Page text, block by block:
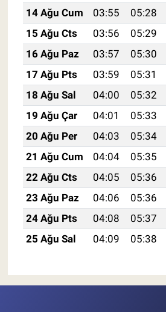
14 Ağu Cum
03:55 05:28
15 Ağu Cts
03:56 05:29
16 Ağu Paz
03:57 05:30
17 Ağu Pts
03:59 05:31
18 Ağu Sal
04:00 05:32
19 Ağu Çar
04:01 05:33
20 Ağu Per
04:03 05:34
21 Ağu Cum
04:04 05:35
22 Ağu Cts
04:05 05:36
23 Ağu Paz
04:06 05:36
24 Ağu Pts
04:08 05:37
25 Ağu Sal
04:09 05:38